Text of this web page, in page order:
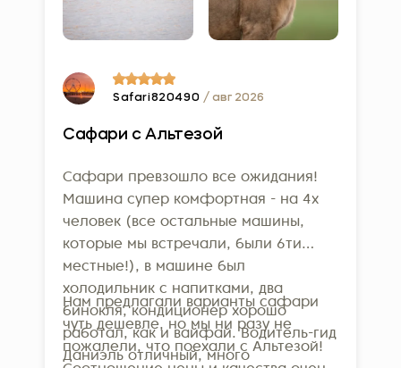
Safari820490 / авг 2026
Сафари с Альтезой
Сафари превзошло все ожидания!
Машина супер комфортная - на 4х
человек (все остальные машины,
которые мы встречали, были 6ти
местные!), в машине был
холодильник с напитками, два
бинокля, кондиционер хорошо
работал, как и вайфай. Водитель-гид
Даниэль отличный, много
Нам предлагали варианты сафари
чуть дешевле, но мы ни разу не
пожалели, что поехали с Альтезой!